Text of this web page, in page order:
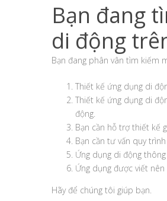
Bạn đang
di động
Bạn đang phân vân tìm kiếm
Thiết kế ứng dụng di
Thiết kế ứng dụng di
động.
Bạn cần hỗ trợ thiết kế
Bạn cần tư vấn quy
Ứng dụng di động
Ứng dụng được viết
Hãy để chúng tôi giúp bạn.